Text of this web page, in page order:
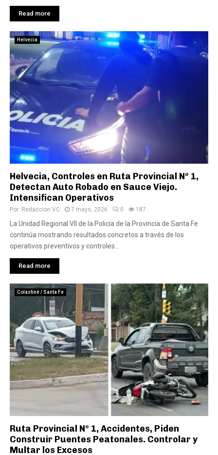
Read more
Helvecia
Helvecia, Controles en Ruta Provincial Nº 1,
Detectan Auto Robado en Sauce Viejo.
Intensifican Operativos
Por: Redaccion VC 7 mayo, 2026 0 187
La Unidad Regional VII de la Policía de la Provincia de Santa Fe
continúa mostrando resultados concretos a través de los
operativos preventivos y controles...
Read more
Colastiné / Santa Fe
Ruta Provincial Nº 1, Accidentes, Piden
Construir Puentes Peatonales. Controlar y
Multar los Excesos